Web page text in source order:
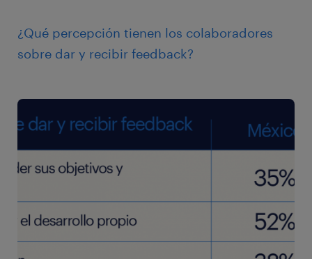
¿Qué percepción tienen los colaboradores
sobre dar y recibir feedback?